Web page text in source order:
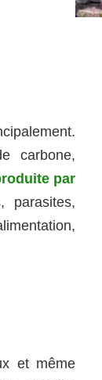
carbone,
par
parasites,
et même